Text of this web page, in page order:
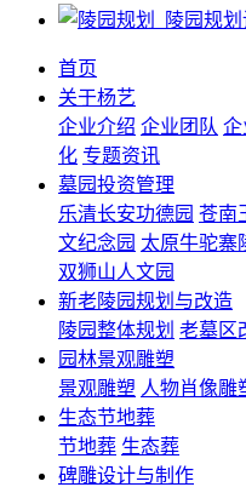
首页
关于杨艺
企业介绍 企业团队 企
化 专题资讯
墓园投资管理
乐清长安功德园 苍南
文纪念园 太原牛驼寨
双狮山人文园
新老陵园规划与改造
陵园整体规划 老墓区
园林景观雕塑
景观雕塑 人物肖像雕
生态节地葬
节地葬 生态葬
碑雕设计与制作